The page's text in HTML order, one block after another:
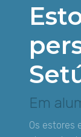
Em
Os estores